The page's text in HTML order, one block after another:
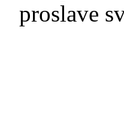
proslave